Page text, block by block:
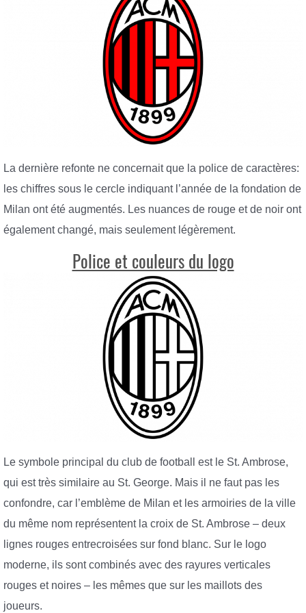
La dernière refonte ne concernait que la police de caractères:
les chiffres sous le cercle indiquant l’année de la fondation de
Milan ont été augmentés. Les nuances de rouge et de noir ont
également changé, mais seulement légèrement.
Police et couleurs du logo
Le symbole principal du club de football est le St. Ambrose,
qui est très similaire au St. George. Mais il ne faut pas les
confondre, car l’emblème de Milan et les armoiries de la ville
du même nom représentent la croix de St. Ambrose – deux
lignes rouges entrecroisées sur fond blanc. Sur le logo
moderne, ils sont combinés avec des rayures verticales
rouges et noires – les mêmes que sur les maillots des
joueurs.